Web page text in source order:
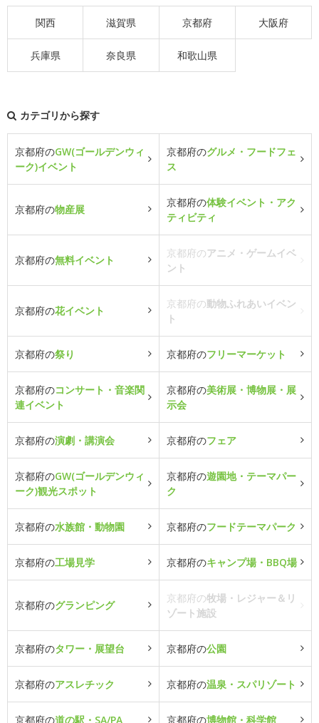
関西 滋賀県 京都府 大阪府
兵庫県 奈良県 和歌山県
カテゴリから探す
京都府のGW(ゴールデンウィ
ーク)イベント
京都府のグルメ・フードフェ
ス
京都府の物産展
京都府の体験イベント・アク
ティビティ
京都府の無料イベント
京都府のアニメ・ゲームイベ
ント
京都府の花イベント
京都府の動物ふれあいイベン
ト
京都府の祭り 京都府のフリーマーケット
京都府のコンサート・音楽関
連イベント
京都府の美術展・博物展・展
示会
京都府の演劇・講演会 京都府のフェア
京都府のGW(ゴールデンウィ
ーク)観光スポット
京都府の遊園地・テーマパー
ク
京都府の水族館・動物園 京都府のフードテーマパーク
京都府の工場見学 京都府のキャンプ場・BBQ場
京都府のグランピング
京都府の牧場・レジャー＆リ
ゾート施設
京都府のタワー・展望台 京都府の公園
京都府のアスレチック 京都府の温泉・スパリゾート
京都府の道の駅・SA/PA 京都府の博物館・科学館